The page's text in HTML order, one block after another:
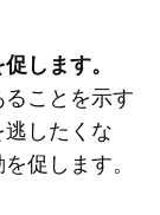
します。
ことを示す
したくな
促します。